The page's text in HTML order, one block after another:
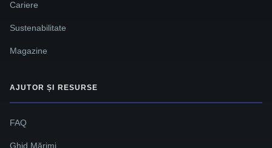
Cariere
Sustenabilitate
Magazine
AJUTOR ȘI RESURSE
FAQ
Ghid Mărimi